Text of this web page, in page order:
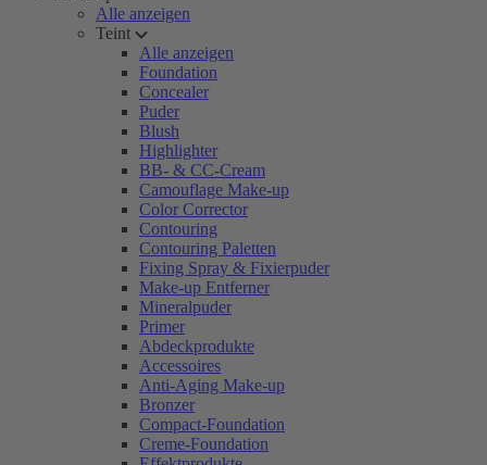
Alle anzeigen
Teint
Alle anzeigen
Foundation
Concealer
Puder
Blush
Highlighter
BB- & CC-Cream
Camouflage Make-up
Color Corrector
Contouring
Contouring Paletten
Fixing Spray & Fixierpuder
Make-up Entferner
Mineralpuder
Primer
Abdeckprodukte
Accessoires
Anti-Aging Make-up
Bronzer
Compact-Foundation
Creme-Foundation